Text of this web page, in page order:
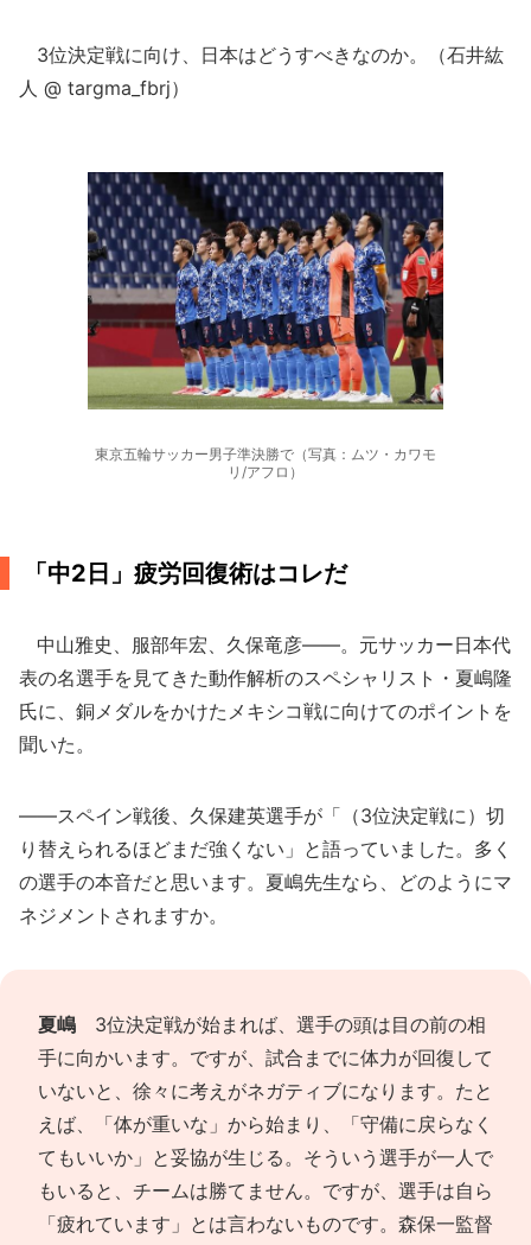
3位決定戦に向け、日本はどうすべきなのか。（石井紘
人 @ targma_fbrj）
東京五輪サッカー男子準決勝で（写真：ムツ・カワモ
リ/アフロ）
「中2日」疲労回復術はコレだ
中山雅史、服部年宏、久保竜彦――。元サッカー日本代
表の名選手を見てきた動作解析のスペシャリスト・夏嶋隆
氏に、銅メダルをかけたメキシコ戦に向けてのポイントを
聞いた。
――スペイン戦後、久保建英選手が「（3位決定戦に）切
り替えられるほどまだ強くない」と語っていました。多く
の選手の本音だと思います。夏嶋先生なら、どのようにマ
ネジメントされますか。
夏嶋 3位決定戦が始まれば、選手の頭は目の前の相
手に向かいます。ですが、試合までに体力が回復して
いないと、徐々に考えがネガティブになります。たと
えば、「体が重いな」から始まり、「守備に戻らなく
てもいいか」と妥協が生じる。そういう選手が一人で
もいると、チームは勝てません。ですが、選手は自ら
「疲れています」とは言わないものです。森保一監督